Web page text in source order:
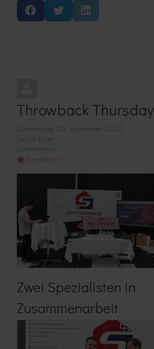
Throwback Thursday
Donnerstag, 01. September 2022
Super User
Systemhaus
Empfohlen
Zwei Spezialisten in
Zusammenarbeit